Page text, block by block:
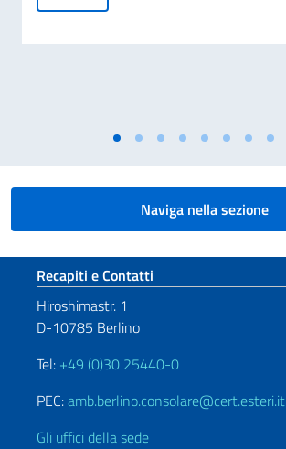
Naviga nella sezione
Sezione footer
Recapiti e Contatti
Hiroshimastr. 1
D-10785 Berlino
Tel: +49 (0)30 25440-0
PEC:amb.berlino.consolare@cert.esteri.it
Gli uffici della sede